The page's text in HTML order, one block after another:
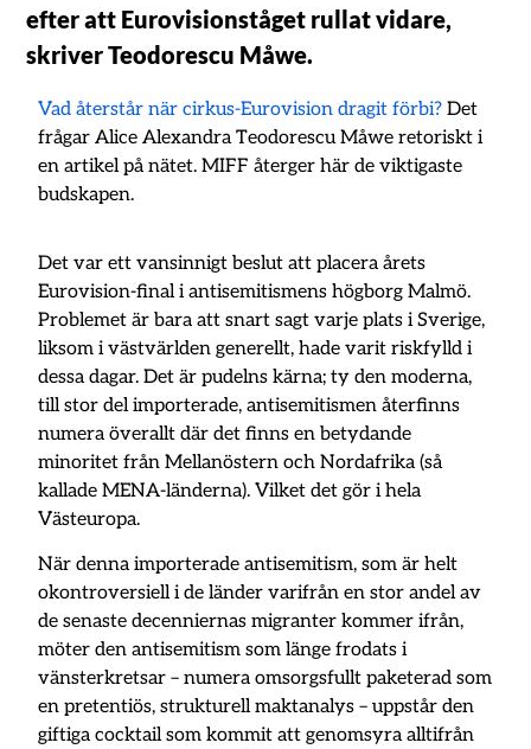
efter att Eurovisionståget rullat vidare,
skriver Teodorescu Måwe.
Vad återstår när cirkus-Eurovision dragit förbi? Det
frågar Alice Alexandra Teodorescu Måwe retoriskt i
en artikel på nätet. MIFF återger här de viktigaste
budskapen.
Det var ett vansinnigt beslut att placera årets
Eurovision-final i antisemitismens högborg Malmö.
Problemet är bara att snart sagt varje plats i Sverige,
liksom i västvärlden generellt, hade varit riskfylld i
dessa dagar. Det är pudelns kärna; ty den moderna,
till stor del importerade, antisemitismen återfinns
numera överallt där det finns en betydande
minoritet från Mellanöstern och Nordafrika (så
kallade MENA-länderna). Vilket det gör i hela
Västeuropa.
När denna importerade antisemitism, som är helt
okontroversiell i de länder varifrån en stor andel av
de senaste decenniernas migranter kommer ifrån,
möter den antisemitism som länge frodats i
vänsterkretsar – numera omsorgsfullt paketerad som
en pretentiös, strukturell maktanalys – uppstår den
giftiga cocktail som kommit att genomsyra alltifrån